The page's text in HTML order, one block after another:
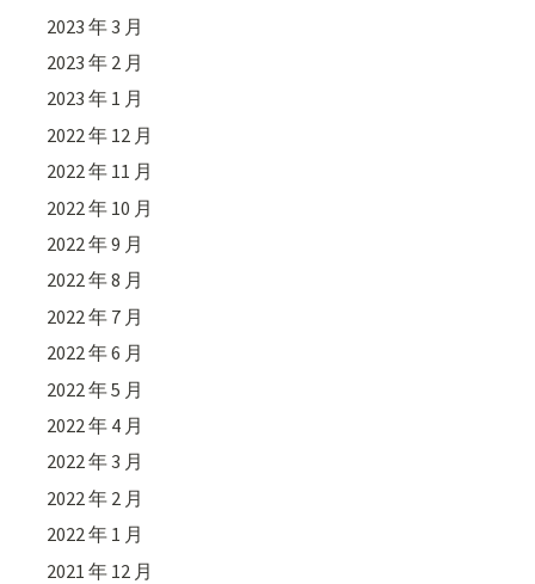
2023 年 3 月
2023 年 2 月
2023 年 1 月
2022 年 12 月
2022 年 11 月
2022 年 10 月
2022 年 9 月
2022 年 8 月
2022 年 7 月
2022 年 6 月
2022 年 5 月
2022 年 4 月
2022 年 3 月
2022 年 2 月
2022 年 1 月
2021 年 12 月